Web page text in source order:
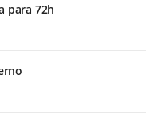
para 72h